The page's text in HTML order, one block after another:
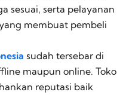
sesuai, serta pelayanan
membuat pembeli
sudah tersebar di
maupun online. Toko
reputasi baik